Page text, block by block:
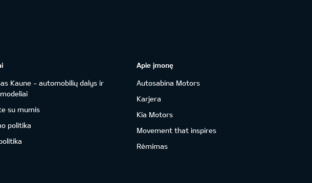
Kaune - automobilių dalys ir
su mumis
politika
Apie įmonę
Autosabina Motors
Karjera
Kia Motors
Movement that inspires
Rėmimas